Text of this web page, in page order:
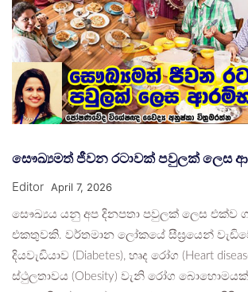
සෞඛ්‍යමත් ජීවන රටාවක් පවුලක් ලෙස
Editor April 7, 2026
සෞඛ්‍යය යනු අප දිනපතා පවුලක් ලෙස එක්ව
එකතුවකි. වර්තමාන ලෝකයේ සීඝ්‍රයෙන්
දියවැඩියාව (Diabetes), හෘද රෝග (Heart
ස්ථුලතාවය (Obesity) වැනි රෝග